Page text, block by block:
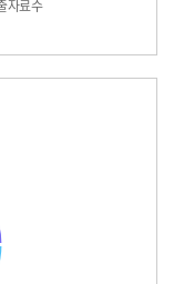
자료수